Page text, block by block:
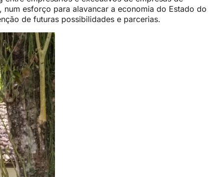
esforço para alavancar a economia do Estado do
de futuras possibilidades e parcerias.